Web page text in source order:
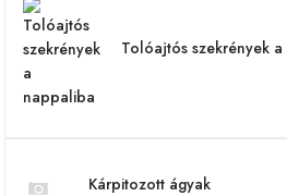
Tolóajtós szekrények
Kárpitozott ágyak